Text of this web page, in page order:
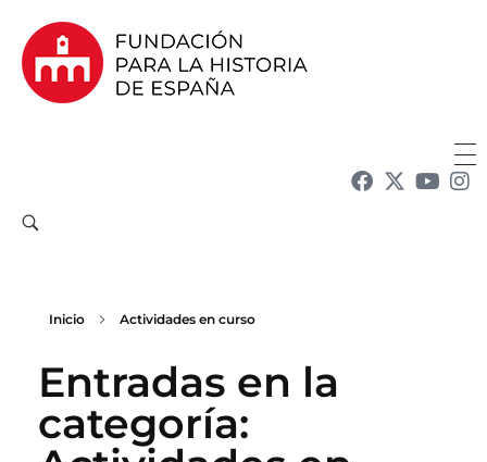
Inicio Actividades en curso
Entradas en la
categoría: